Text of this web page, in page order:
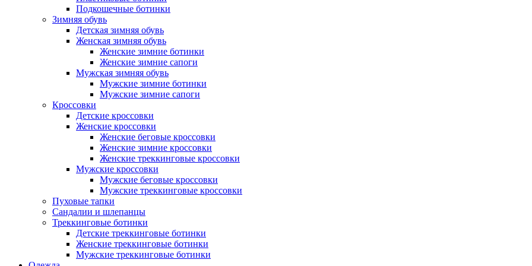
Подкошечные ботинки
Зимняя обувь
Детская зимняя обувь
Женская зимняя обувь
Женские зимние ботинки
Женские зимние сапоги
Мужская зимняя обувь
Мужские зимние ботинки
Мужские зимние сапоги
Кроссовки
Детские кроссовки
Женские кроссовки
Женские беговые кроссовки
Женские зимние кроссовки
Женские треккинговые кроссовки
Мужские кроссовки
Мужские беговые кроссовки
Мужские треккинговые кроссовки
Пуховые тапки
Сандалии и шлепанцы
Треккинговые ботинки
Детские треккинговые ботинки
Женские треккинговые ботинки
Мужские треккинговые ботинки